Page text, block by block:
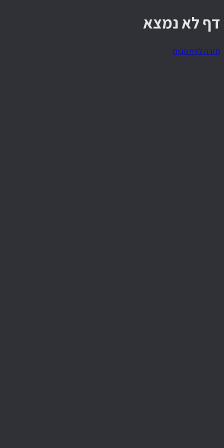
דף לא נמצא
חזרה לדף הבית